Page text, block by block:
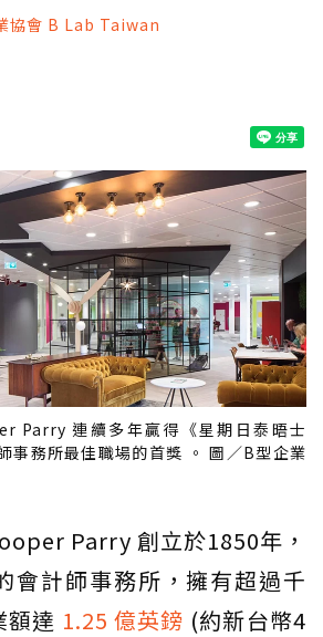
協會 B Lab Taiwan
Parry 連續多年贏得《星期日泰晤士
事務所最佳職場的首獎 。 圖／B型企業
Parry 創立於1850年，
會計師事務所，擁有超過千
額達 1.25 億英鎊 (約新台幣4